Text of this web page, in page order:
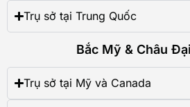
Trụ sở tại Trung Quốc
Bắc Mỹ & Châu
Trụ sở tại Mỹ và Canada